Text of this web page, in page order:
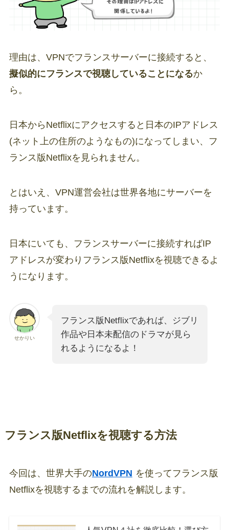
理由は、VPNでフランスサーバーに接続すると、
擬似的にフランスで視聴していることになるか
ら。
日本からNetflixにアクセスすると日本のIPアドレス
(ネット上の住所のようなもの)になってしまい、フ
ランス版Netflixを見られません。
とはいえ、VPN運営会社は世界各地にサーバーを
持っています。
日本にいても、フランスサーバーに接続すればIP
アドレスが変わりフランス版Netflixを視聴できるよ
うになります。
せかりい
フランス版Netflixであれば、ジブリ
作品や日本未配信のドラマが見ら
れるようになるよ！
フランス版Netflixを視聴する方法
今回は、世界大手のNordVPN を使ってフランス版
Netflixを視聴するまでの流れを解説します。